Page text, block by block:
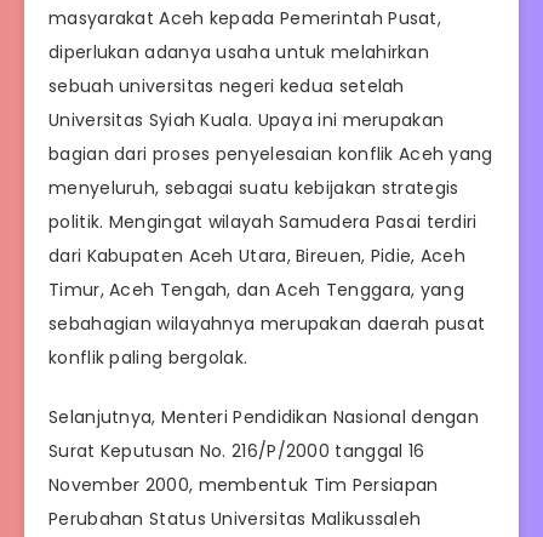
masyarakat Aceh kepada Pemerintah Pusat,
diperlukan adanya usaha untuk melahirkan
sebuah universitas negeri kedua setelah
Universitas Syiah Kuala. Upaya ini merupakan
bagian dari proses penyelesaian konflik Aceh yang
menyeluruh, sebagai suatu kebijakan strategis
politik. Mengingat wilayah Samudera Pasai terdiri
dari Kabupaten Aceh Utara, Bireuen, Pidie, Aceh
Timur, Aceh Tengah, dan Aceh Tenggara, yang
sebahagian wilayahnya merupakan daerah pusat
konflik paling bergolak.
Selanjutnya, Menteri Pendidikan Nasional dengan
Surat Keputusan No. 216/P/2000 tanggal 16
November 2000, membentuk Tim Persiapan
Perubahan Status Universitas Malikussaleh